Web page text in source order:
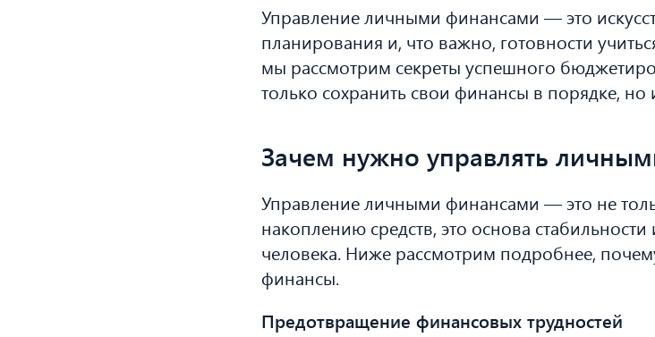
Управление личными финансами — это
планирования и, что важно, готовности
мы рассмотрим секреты успешного
только сохранить свои финансы в порядке,
Зачем нужно управлять
Управление личными финансами — это не
накоплению средств, это основа
человека. Ниже рассмотрим подробнее,
финансы.
Предотвращение финансовых трудностей